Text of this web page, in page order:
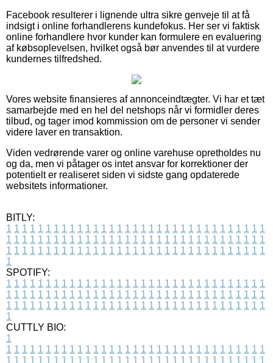
Facebook resulterer i lignende ultra sikre genveje til at få
indsigt i online forhandlerens kundefokus. Her ser vi faktisk
online forhandlere hvor kunder kan formulere en evaluering
af købsoplevelsen, hvilket også bør anvendes til at vurdere
kundernes tilfredshed.
Vores website finansieres af annonceindtægter. Vi har et tæt
samarbejde med en hel del netshops når vi formidler deres
tilbud, og tager imod kommission om de personer vi sender
videre laver en transaktion.
Viden vedrørende varer og online varehuse opretholdes nu
og da, men vi påtager os intet ansvar for korrektioner der
potentielt er realiseret siden vi sidste gang opdaterede
websitets informationer.
BITLY:
1 1 1 1 1 1 1 1 1 1 1 1 1 1 1 1 1 1 1 1 1 1 1 1 1 1 1 1 1 1 1 1 1
1 1 1 1 1 1 1 1 1 1 1 1 1 1 1 1 1 1 1 1 1 1 1 1 1 1 1 1 1 1 1 1 1
1 1 1 1 1 1 1 1 1 1 1 1 1 1 1 1 1 1 1 1 1 1 1 1 1 1 1 1 1 1 1 1 1
1
SPOTIFY:
1 1 1 1 1 1 1 1 1 1 1 1 1 1 1 1 1 1 1 1 1 1 1 1 1 1 1 1 1 1 1 1 1
1 1 1 1 1 1 1 1 1 1 1 1 1 1 1 1 1 1 1 1 1 1 1 1 1 1 1 1 1 1 1 1 1
1 1 1 1 1 1 1 1 1 1 1 1 1 1 1 1 1 1 1 1 1 1 1 1 1 1 1 1 1 1 1 1 1
1
CUTTLY BIO:
1
1 1 1 1 1 1 1 1 1 1 1 1 1 1 1 1 1 1 1 1 1 1 1 1 1 1 1 1 1 1 1 1 1
1 1 1 1 1 1 1 1 1 1 1 1 1 1 1 1 1 1 1 1 1 1 1 1 1 1 1 1 1 1 1 1 1